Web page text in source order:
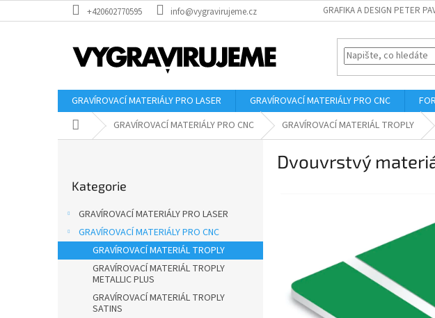
na
+420602770595 info@vygravirujeme.cz GRAFIKA A DESIGN PETER
GRAVÍROVACÍ MATERIÁLY PRO LASER GRAVÍROVACÍ MATERIÁLY PRO CNC
Domů GRAVÍROVACÍ MATERIÁLY PRO CNC GRAVÍROVACÍ MATERIÁL TROPLY
n
kategorie
Kategorie
GRAVÍROVACÍ MATERIÁLY PRO LASER
GRAVÍROVACÍ MATERIÁLY PRO CNC
GRAVÍROVACÍ MATERIÁL TROPLY
GRAVÍROVACÍ MATERIÁL TROPLY
METALLIC PLUS
GRAVÍROVACÍ MATERIÁL TROPLY
SATINS
Dvouvrstvý